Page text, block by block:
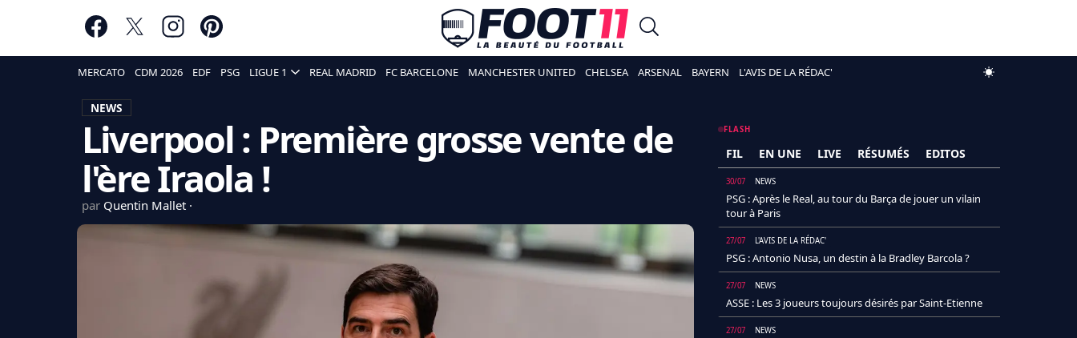
MERCATO CDM 2026 EDF PSG LIGUE 1 REAL MADRID FC BARCELONE MANCHESTER UNITED CHELSEA ARSENAL BAYERN L'AVIS DE LA RÉDAC'
NEWS
Liverpool : Première grosse vente de
l'ère Iraola !
par Quentin Mallet
FLASH
FIL EN UNE LIVE RÉSUMÉS EDITOS
30/07 NEWS
PSG : Après le Real, au tour du Barça de jouer un vilain
tour à Paris
27/07 L'AVIS DE LA RÉDAC'
PSG : Antonio Nusa, un destin à la Bradley Barcola ?
27/07 NEWS
ASSE : Les 3 joueurs toujours désirés par Saint-Etienne
27/07 NEWS